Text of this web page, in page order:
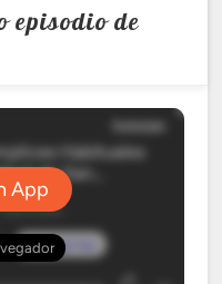
episodio de